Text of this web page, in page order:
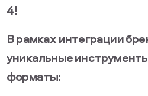
4!
В рамках интеграции
уникальные
форматы: